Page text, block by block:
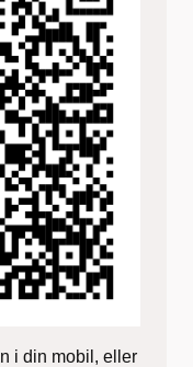
i din mobil, eller